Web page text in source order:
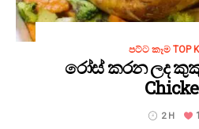
පට්ට කෑම TOP
රෝස් කරන ලද
2 H